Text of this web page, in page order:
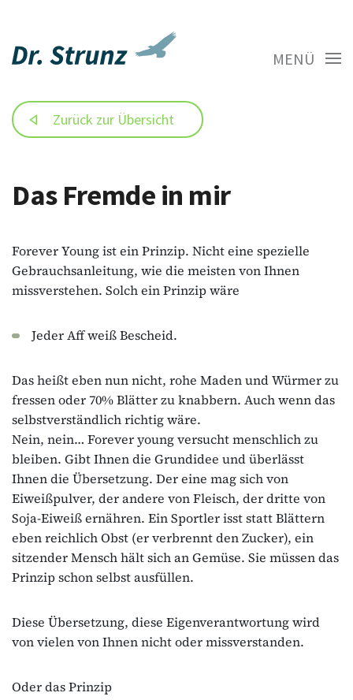
MENÜ
Zurück zur Übersicht
Das Fremde in mir
Forever Young ist ein Prinzip. Nicht eine spezielle
Gebrauchsanleitung, wie die meisten von Ihnen
missverstehen. Solch ein Prinzip wäre
Jeder Aff weiß Bescheid.
Das heißt eben nun nicht, rohe Maden und Würmer zu
fressen oder 70% Blätter zu knabbern. Auch wenn das
selbstverständlich richtig wäre.
Nein, nein… Forever young versucht menschlich zu
bleiben. Gibt Ihnen die Grundidee und überlässt
Ihnen die Übersetzung. Der eine mag sich von
Eiweißpulver, der andere von Fleisch, der dritte von
Soja-Eiweiß ernähren. Ein Sportler isst statt Blättern
eben reichlich Obst (er verbrennt den Zucker), ein
sitzender Mensch hält sich an Gemüse. Sie müssen das
Prinzip schon selbst ausfüllen.
Diese Übersetzung, diese Eigenverantwortung wird
von vielen von Ihnen nicht oder missverstanden.
Oder das Prinzip